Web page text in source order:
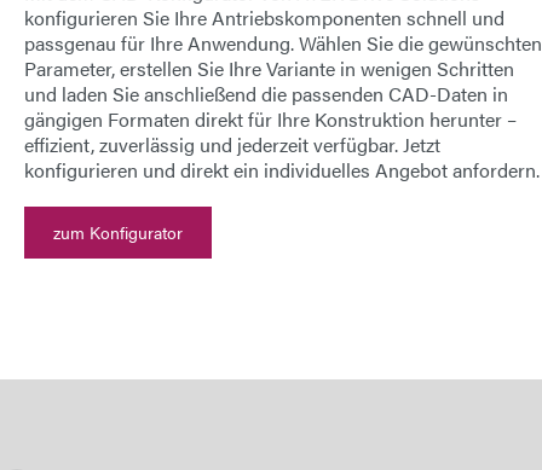
konfigurieren Sie Ihre Antriebskomponenten schnell und
passgenau für Ihre Anwendung. Wählen Sie die gewünschten
Parameter, erstellen Sie Ihre Variante in wenigen Schritten
und laden Sie anschließend die passenden CAD-Daten in
gängigen Formaten direkt für Ihre Konstruktion herunter –
effizient, zuverlässig und jederzeit verfügbar.Jetzt
konfigurieren und direkt ein individuelles Angebot anfordern.
zum Konfigurator